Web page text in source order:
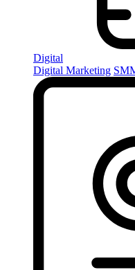
Digital
Digital Marketing